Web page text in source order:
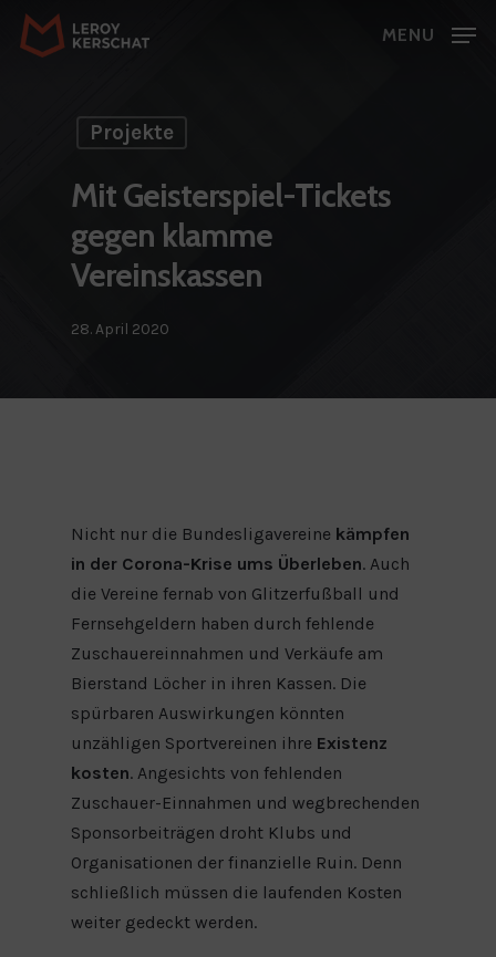
Skip
MENU
Projekte
Mit Geisterspiel-Tickets
gegen klamme
Vereinskassen
28. April 2020
Nicht nur die Bundesligavereine kämpfen
in der Corona-Krise ums Überleben. Auch
die Vereine fernab von Glitzerfußball und
Fernsehgeldern haben durch fehlende
Zuschauereinnahmen und Verkäufe am
Bierstand Löcher in ihren Kassen. Die
spürbaren Auswirkungen könnten
unzähligen Sportvereinen ihre Existenz
kosten. Angesichts von fehlenden
Zuschauer-Einnahmen und wegbrechenden
Sponsorbeiträgen droht Klubs und
Organisationen der finanzielle Ruin. Denn
schließlich müssen die laufenden Kosten
weiter gedeckt werden.